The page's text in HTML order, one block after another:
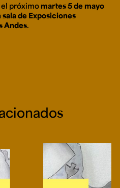
el próximo martes 5 de mayo
sala de Exposiciones
Andes.